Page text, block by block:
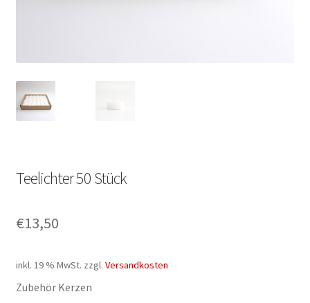
Teelichter 50 Stück
€13,50
inkl. 19 % MwSt. zzgl. Versandkosten
Zubehör Kerzen